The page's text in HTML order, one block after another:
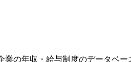
の年収・給与制度のデータベー